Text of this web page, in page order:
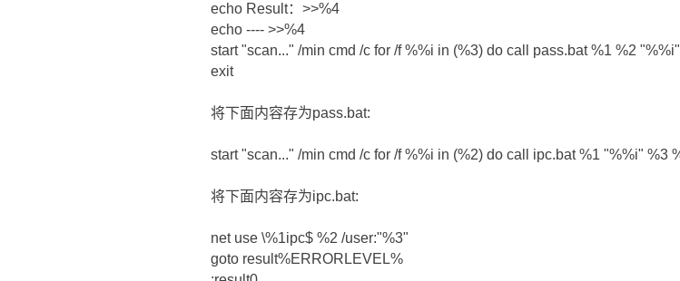
echo Result：>>%4
echo ---- >>%4
start "scan..." /min cmd /c for /f %%i in (%3) do call pass.bat %1 %2
exit
将下面内容存为pass.bat:
start "scan..." /min cmd /c for /f %%i in (%2) do call ipc.bat %1 "%%i" %3
将下面内容存为ipc.bat:
net use \%1ipc$ %2 /user:"%3"
goto result%ERRORLEVEL%